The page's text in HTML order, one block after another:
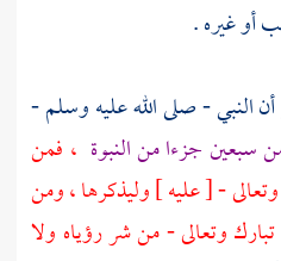
أن النبي - صلى الله عليه وسلم -
سبعين جزءا من النبوة ، فمن
- [ عليه ] وليذكرها ، ومن
وتعالى - من شر رؤياه ولا